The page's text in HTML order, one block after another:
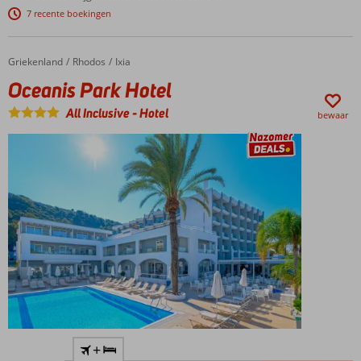
strand
Comfortabele
(familie)kamers
Mini
met 2
glijbanen
7 recente boekingen
Home
Griekenland Rhodos Ixia
Oceanis Park Hotel
Oceanis Park Hotel
All Inclusive-Hotel bewaar
+